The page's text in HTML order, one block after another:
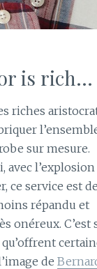
is rich…
riches
sur mesure.
avec l’explosion
ce service est de
répandu et
onéreux. C’est
de